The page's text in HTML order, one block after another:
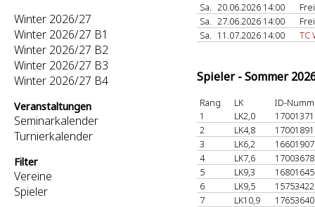
Winter 2026/27
Winter 2026/27 B1
Winter 2026/27 B2
Winter 2026/27 B3
Winter 2026/27 B4
Veranstaltungen
Seminarkalender
Turnierkalender
Filter
Vereine
Spieler
Sa. 20.06.2026 14:00
Sa. 27.06.2026 14:00
Sa. 11.07.2026 14:00 TC
Spieler - Sommer
Rang LK
ID-
1
LK2,0
2
LK4,8
3
LK6,2
4
LK7,6
5
LK9,3
6
LK9,5
7
LK10,9